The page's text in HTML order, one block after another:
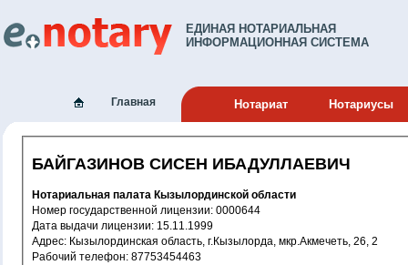
ЕДИНАЯ НОТАРИАЛЬНАЯ
ИНФОРМАЦИОННАЯ СИСТЕМА
Главная Нотариат Нотариусы
БАЙГАЗИНОВ СИСЕН ИБАДУЛЛАЕВИЧ
Нотариальная палата Кызылординской области
Номер государственной лицензии: 0000644
Дата выдачи лицензии: 15.11.1999
Адрес: Кызылординская область, г.Кызылорда, мкр.Акмечеть, 26, 2
Рабочий телефон: 87753454463